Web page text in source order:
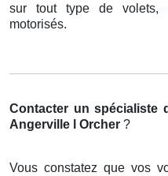
sur tout type de volets,
motorisés.
Contacter un spécialiste
Angerville l Orcher ?
Vous constatez que vos